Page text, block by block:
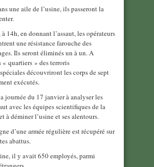
une aile de l’usine, ils passeront la
14h, en donnant l’assaut, les opérateurs
une résistance farouche des
Ils seront éliminés un à un. A
« quartiers » des terroris
découvriront les corps de sept
exécutés.
journée du 17 janvier à analyser les
avec les équipes scientifiques de la
à déminer l’usine et ses alentours.
d’une armée régulière est récupéré sur
abattus.
il y avait 650 employés, parmi